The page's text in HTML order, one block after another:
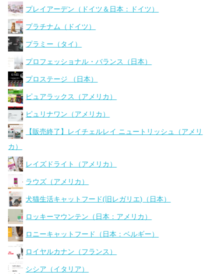
プレイアーデン（ドイツ＆日本：ドイツ）
プラチナム（ドイツ）
プラミー（タイ）
プロフェッショナル・バランス（日本）
プロステージ （日本）
ピュアラックス（アメリカ）
ピュリナワン（アメリカ）
【販売終了】レイチェルレイ ニュートリッシュ（アメリ
カ）
レイズドライト（アメリカ）
ラウズ（アメリカ）
犬猫生活キャットフード(旧レガリエ)（日本）
ロッキーマウンテン（日本：アメリカ）
ロニーキャットフード（日本：ベルギー）
ロイヤルカナン（フランス）
シシア（イタリア）